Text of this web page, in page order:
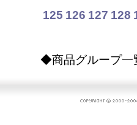
125 126 127 128
◆商品グループ一